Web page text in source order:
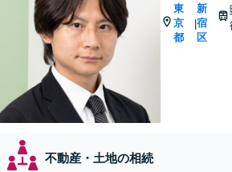
東
京
都
|
新
宿
区
不動産・土地の相続